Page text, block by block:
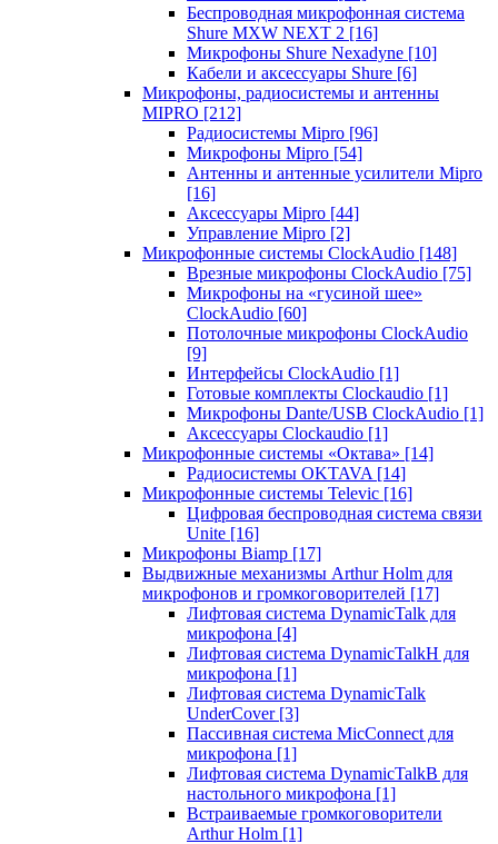
Беспроводная микрофонная система
Shure MXW NEXT 2 [16]
Микрофоны Shure Nexadyne [10]
Кабели и аксессуары Shure [6]
Микрофоны, радиосистемы и антенны
MIPRO [212]
Радиосистемы Mipro [96]
Микрофоны Mipro [54]
Антенны и антенные усилители Mipro
[16]
Аксессуары Mipro [44]
Управление Mipro [2]
Микрофонные системы ClockAudio [148]
Врезные микрофоны ClockAudio [75]
Микрофоны на «гусиной шее»
ClockAudio [60]
Потолочные микрофоны ClockAudio
[9]
Интерфейсы ClockAudio [1]
Готовые комплекты Clockaudio [1]
Микрофоны Dante/USB ClockAudio [1]
Аксессуары Clockaudio [1]
Микрофонные системы «Октава» [14]
Радиосистемы OKTAVA [14]
Микрофонные системы Televic [16]
Цифровая беспроводная система связи
Unite [16]
Микрофоны Biamp [17]
Выдвижные механизмы Arthur Holm для
микрофонов и громкоговорителей [17]
Лифтовая система DynamicTalk для
микрофона [4]
Лифтовая система DynamicTalkH для
микрофона [1]
Лифтовая система DynamicTalk
UnderCover [3]
Пассивная система MicConnect для
микрофона [1]
Лифтовая система DynamicTalkB для
настольного микрофона [1]
Встраиваемые громкоговорители
Arthur Holm [1]